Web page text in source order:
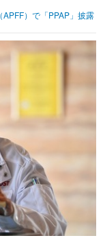
その他
）で「PPAP」披露